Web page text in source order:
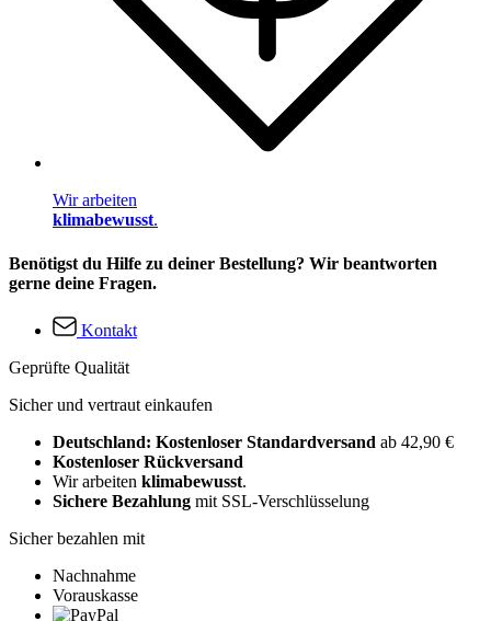
Wir arbeiten
klimabewusst.
Benötigst du Hilfe zu deiner Bestellung? Wir beantworten
gerne deine Fragen.
Kontakt
Geprüfte Qualität
Sicher und vertraut einkaufen
Deutschland: Kostenloser Standardversand ab 42,90 €
Kostenloser Rückversand
Wir arbeiten klimabewusst.
Sichere Bezahlung mit SSL-Verschlüsselung
Sicher bezahlen mit
Nachnahme
Vorauskasse